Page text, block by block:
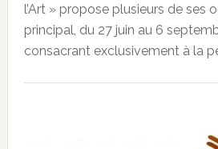
l’Art » propose plusieurs de ses
principal, du 27 juin au 6
consacrant exclusivement à la